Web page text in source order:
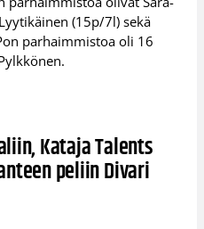
(15p/7l) sekä
parhaimmistoa oli 16
Kataja Talents
peliin Divari